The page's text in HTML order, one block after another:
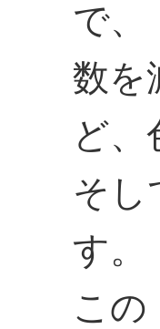
で、
数を
ど
そし
す。
この